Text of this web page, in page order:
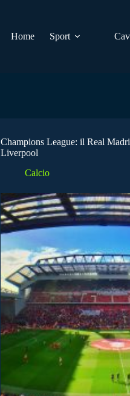
Home
Sport
Champions League: il Real
Liverpool
Calcio